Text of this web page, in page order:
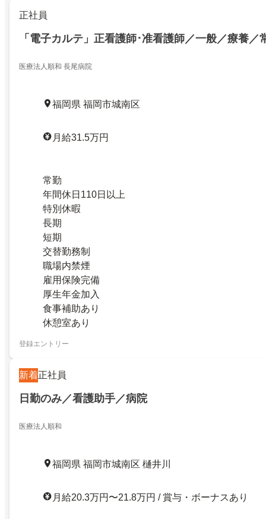
正社員
「電子カルテ」正看護師･准看護師／一般／療養／
医療法人順和 長尾病院
福岡県 福岡市城南区
月給31.5万円
常勤
年間休日110日以上
特別休暇
長期
短期
交替勤務制
職場内禁煙
雇用保険完備
厚生年金加入
食事補助あり
休憩室あり
登録エントリー
新着正社員
日勤のみ／看護助手／病院
医療法人順和
福岡県 福岡市城南区 樋井川
月給20.3万円〜21.8万円 / 賞与・ボーナスあり